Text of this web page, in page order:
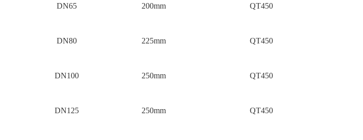
DN65 200mm QT450
DN80 225mm QT450
DN100 250mm QT450
DN125 250mm QT450